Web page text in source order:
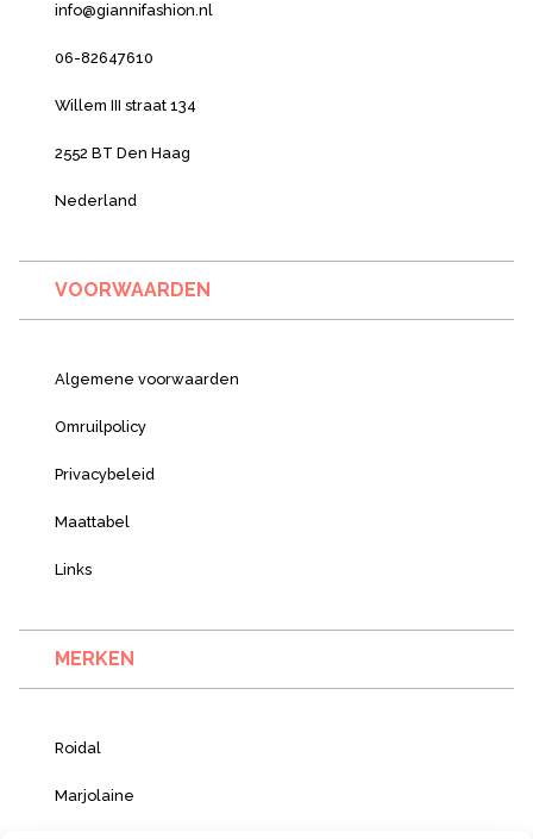
info@giannifashion.nl
06-82647610
Willem III straat 134
2552 BT Den Haag
Nederland
VOORWAARDEN
Algemene voorwaarden
Omruilpolicy
Privacybeleid
Maattabel
Links
MERKEN
Roidal
Marjolaine